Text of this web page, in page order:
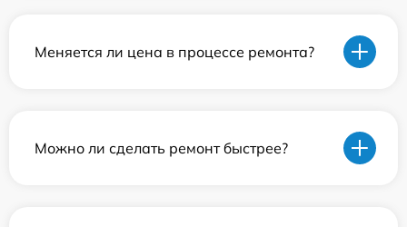
Меняется ли цена в процессе ремонта?
Можно ли сделать ремонт быстрее?